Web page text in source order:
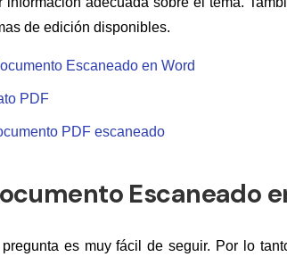
de edición disponibles.
Escaneado en Word
PDF
PDF escaneado
Escaneado
es muy fácil de seguir. Por lo